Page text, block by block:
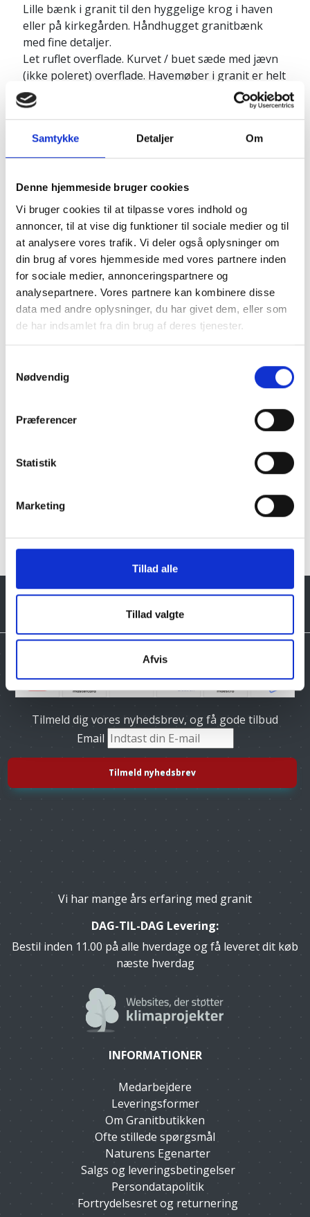
Samtykke Detaljer Om
Denne hjemmeside bruger cookies
Vi bruger cookies til at tilpasse vores indhold og
annoncer, til at vise dig funktioner til sociale medier og til
at analysere vores trafik. Vi deler også oplysninger om
din brug af vores hjemmeside med vores partnere inden
for sociale medier, annonceringspartnere og
analysepartnere. Vores partnere kan kombinere disse
data med andre oplysninger, du har givet dem, eller som
de har indsamlet fra din brug af deres tjenester.
Nødvendig
Præferencer
Statistik
Marketing
Tillad alle
Tillad valgte
Afvis
Lille bænk i granit til den hyggelige krog i haven
eller på kirkegården. Håndhugget granitbænk
med fine detaljer.
Let ruflet overflade. Kurvet / buet sæde med jævn
(ikke poleret) overflade. Havemøber i granit er helt
vedligeholdelsesfri og kan tåle en tur med
højtryksrenseren. Nemmere bliver det ikke.
Produktinfo:
Længde: ca. 80 cm
Ben tykkelse: ca. 6 cm
Sæde tykkelse: ca. 5 cm
Leveres i 3 dele - men kan eventuel limes
sammen efterfølgende.
Vægt: ca. 75 kg
Naturprodukt – variationer forekommer
vejledende.
Klik her for Havemøbler oversigt
Tilmeld dig vores nyhedsbrev, og få gode tilbud
Email
Vi har mange års erfaring med granit
DAG-TIL-DAG Levering:
Bestil inden 11.00 på alle hverdage og få leveret dit køb
næste hverdag
INFORMATIONER
Medarbejdere
Leveringsformer
Om Granitbutikken
Ofte stillede spørgsmål
Naturens Egenarter
Salgs og leveringsbetingelser
Persondatapolitik
Fortrydelsesret og returnering